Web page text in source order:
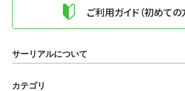
ご利用ガイド（初めての
サーリアルについて
カテゴリ